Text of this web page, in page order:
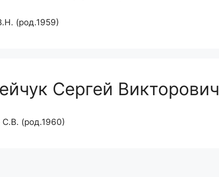
(род.1959)
Сергей Викторович
С.В. (род.1960)